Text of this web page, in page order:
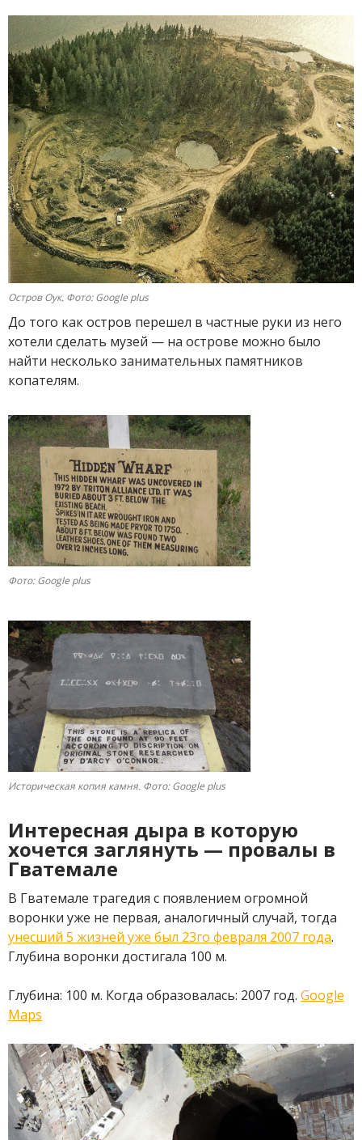
Остров Оук. Фото: Google plus
До того как остров перешел в частные руки из него
хотели сделать музей — на острове можно было
найти несколько занимательных памятников
копателям.
Фото: Google plus
Историческая копия камня. Фото: Google plus
Интересная дыра в которую
хочется заглянуть — провалы в
Гватемале
В Гватемале трагедия с появлением огромной
воронки уже не первая, аналогичный случай, тогда
унесший 5 жизней уже был 23го февраля 2007 года.
Глубина воронки достигала 100 м.
Глубина: 100 м. Когда образовалась: 2007 год. Google
Maps